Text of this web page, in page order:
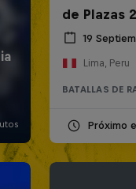
de Plazas
19
Lima, Peru
BATALLAS DE
Próximo